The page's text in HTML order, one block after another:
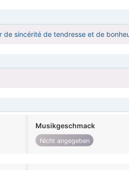
de sincérité de tendresse et de
Musikgeschmack
Nicht angegeben